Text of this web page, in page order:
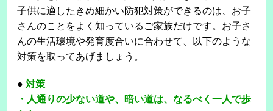
子供に適したきめ細かい防犯対策ができるのは、お子
さんのことをよく知っているご家族だけです。お子さ
んの生活環境や発育度合いに合わせて、以下のような
対策を取ってあげましょう。
●対策
・人通りの少ない道や、暗い道は、なるべく一人で歩